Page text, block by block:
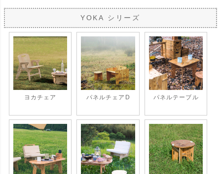
YOKA シリーズ
ヨカチェア パネルチェアD パネルテーブル